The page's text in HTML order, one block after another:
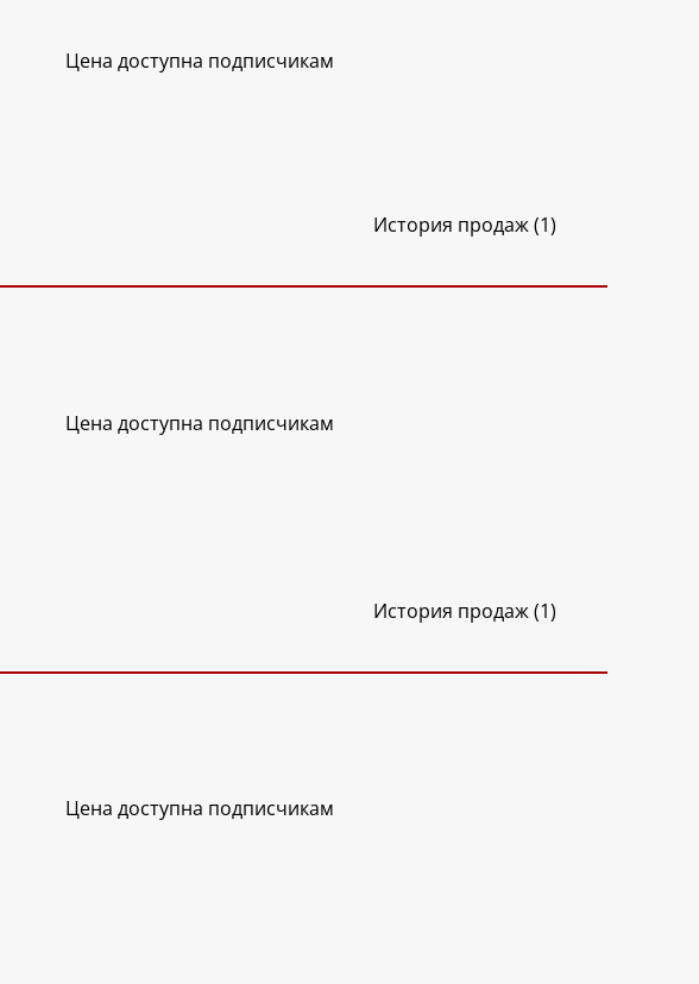
Цена доступна подписчикам
История продаж (1)
Цена доступна подписчикам
История продаж (1)
Цена доступна подписчикам